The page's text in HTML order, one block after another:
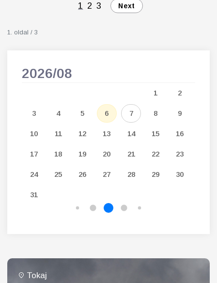
1 2 3 Next
1. oldal / 3
2026/08
1 2
3 4 5 6 7 8 9
10 11 12 13 14 15 16
17 18 19 20 21 22 23
24 25 26 27 28 29 30
31
Tokaj